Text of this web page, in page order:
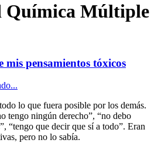
Química Múltiple
mis pensamientos tóxicos
lo que fuera posible por los demás.
tengo ningún derecho”, “no debo
“tengo que decir que sí a todo”. Eran
pero no lo sabía.